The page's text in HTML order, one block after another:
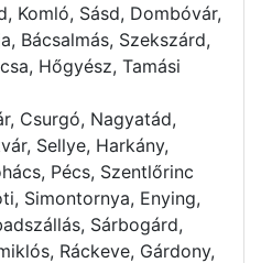
Komló, Sásd, Dombóvár,
Bácsalmás, Szekszárd,
Hőgyész, Tamási
Csurgó, Nagyatád,
Sellye, Harkány,
Pécs, Szentlőrinc
Simontornya, Enying,
Sárbogárd,
Ráckeve, Gárdony,